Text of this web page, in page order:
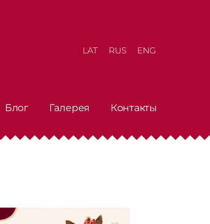
Блог Галерея Контакты
LAT RUS ENG